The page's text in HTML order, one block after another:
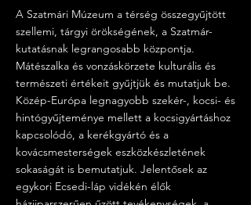
A Szatmári Múzeum a térség összegyűjtött
szellemi, tárgyi örökségének, a Szatmár-
kutatásnak legrangosabb központja.
Mátészalka és vonzáskörzete kulturális és
természeti értékeit gyűjtjük és mutatjuk be.
Közép-Európa legnagyobb szekér-, kocsi- és
hintógyűjteménye mellett a kocsigyártáshoz
kapcsolódó, a kerékgyártó és a
kovácsmesterségek eszközkészletének
sokaságát is bemutatjuk. Jelentősek az
egykori Ecsedi-láp vidékén élők